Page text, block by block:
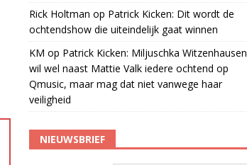
Rick Holtman op Patrick Kicken: Dit wordt de
ochtendshow die uiteindelijk gaat winnen
KM op Patrick Kicken: Miljuschka Witzenhausen
wil wel naast Mattie Valk iedere ochtend op
Qmusic, maar mag dat niet vanwege haar
veiligheid
NIEUWSBRIEF